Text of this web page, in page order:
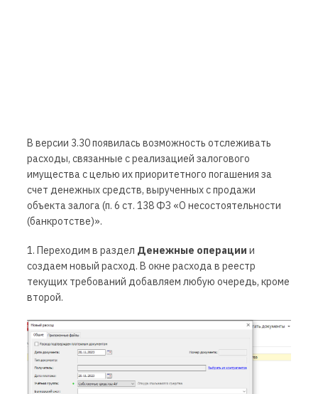
В версии 3.30 появилась возможность отслеживать
расходы, связанные с реализацией залогового
имуществас целью их приоритетного погашения за
счет денежных средств, вырученных с продажи
объекта залога (п. 6 ст. 138 ФЗ «О несостоятельности
(банкротстве)».
1. Переходим в раздел Денежные операции и
создаем новый расход. В окне расхода в реестр
текущих требований добавляем любую очередь, кроме
второй.